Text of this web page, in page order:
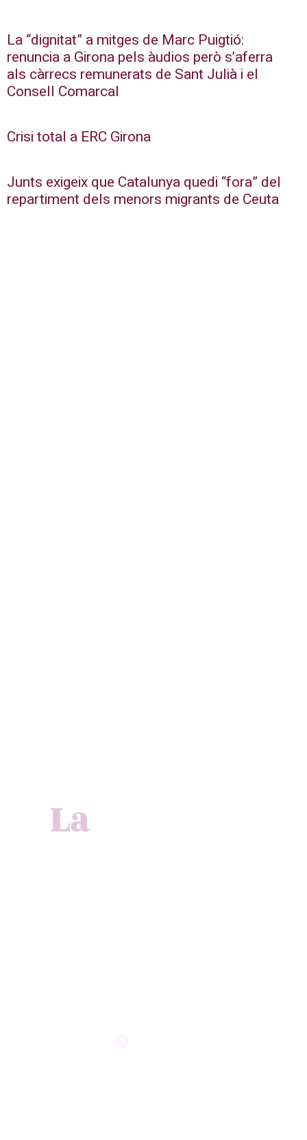
La “dignitat” a mitges de Marc Puigtió:
renuncia a Girona pels àudios però s’aferra
als càrrecs remunerats de Sant Julià i el
Consell Comarcal
Crisi total a ERC Girona
Junts exigeix que Catalunya quedi “fora” del
repartiment dels menors migrants de Ceuta